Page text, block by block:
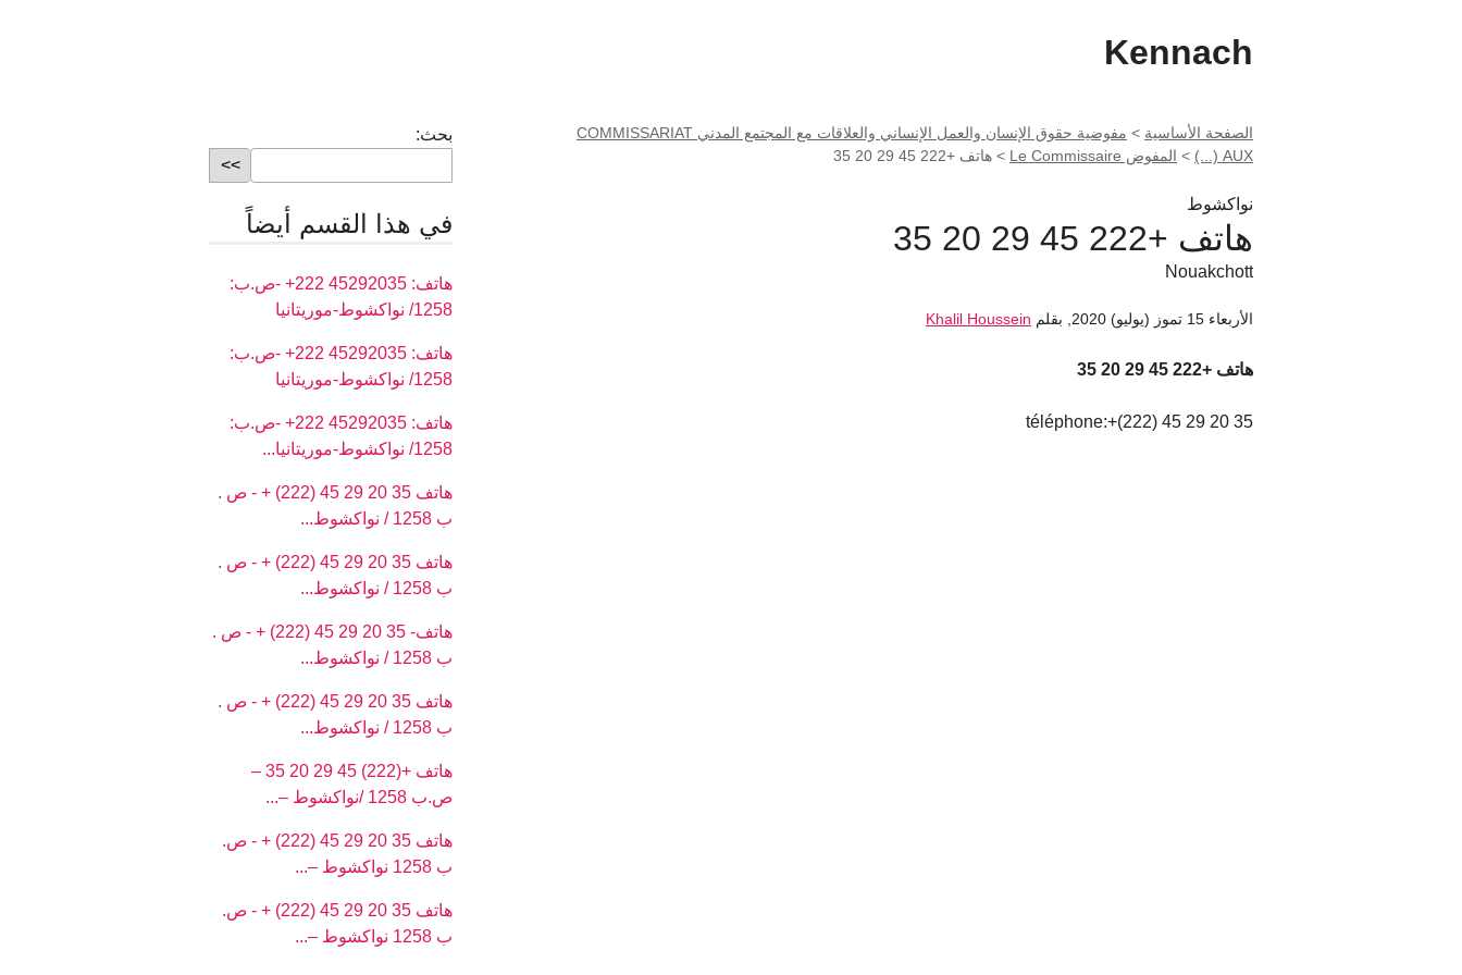
Kennach
الصفحة الأساسية >
مفوضية حقوق الإنسان والعمل الإنساني والعلاقات مع المجتمع المدني COMMISSARIAT
AUX (...)
> المفوض Le Commissaire > هاتف +222 45 29 20 35
نواكشوط
هاتف +222 45 29 20 35
Nouakchott
الأربعاء 15 تموز (يوليو) 2020 بقلم Khalil Houssein
هاتف +222 45 29 20 35
téléphone:+(222) 45 29 20 35
بحث:
في هذا القسم أيضاً
هاتف: 45292035 222+ -ص.ب:
1258/ نواكشوط-موريتانيا
هاتف: 45292035 222+ -ص.ب:
1258/ نواكشوط-موريتانيا
هاتف: 45292035 222+ -ص.ب:
1258/ نواكشوط-موريتانيا...
هاتف 35 20 29 45 (222) + - ص .
ب 1258 / نواكشوط...
هاتف 35 20 29 45 (222) + - ص .
ب 1258 / نواكشوط...
هاتف- 35 20 29 45 (222) + - ص .
ب 1258 / نواكشوط...
هاتف 35 20 29 45 (222) + - ص .
ب 1258 / نواكشوط...
هاتف +(222) 45 29 20 35 –
ص.ب 1258 /نواكشوط –...
هاتف 35 20 29 45 (222) + - ص.
ب 1258 نواكشوط –...
هاتف 35 20 29 45 (222) + - ص.
ب 1258 نواكشوط –...